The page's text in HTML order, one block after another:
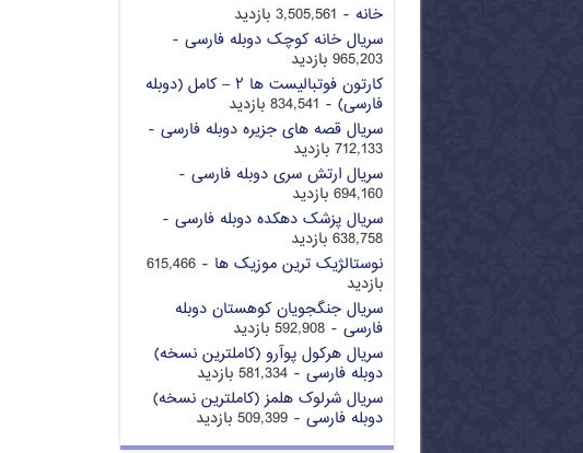
خانه - 3,505,561 بازدید
سریال خانه کوچک دوبله فارسی -
965,203 بازدید
کارتون فوتبالیست ها ۲ – کامل (دوبله
فارسی) - 834,541 بازدید
سریال قصه های جزیره دوبله فارسی -
712,133 بازدید
سریال ارتش سری دوبله فارسی -
694,160 بازدید
سریال پزشک دهکده دوبله فارسی -
638,758 بازدید
نوستالژیک ترین موزیک ها
- 615,466
بازدید
سریال جنگجویان کوهستان دوبله
فارسی - 592,908 بازدید
سریال هرکول پوآرو (کاملترین نسخه)
دوبله فارسی - 581,334 بازدید
سریال شرلوک هلمز (کاملترین نسخه)
دوبله فارسی - 509,399 بازدید